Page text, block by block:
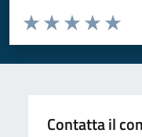
Valuta da 1 a 5 stelle la
Valuta
Valuta 4
Valuta 3
Valuta 2 stelle su
Valuta 1 stelle su 5
Contatta il